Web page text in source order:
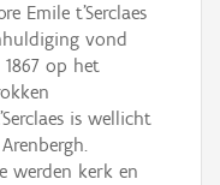
Emile t’Serclaes
vond
op het
is wellicht
werden kerk en